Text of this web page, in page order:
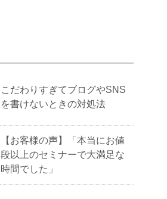
こだわりすぎてブログやSNS
を書けないときの対処法
【お客様の声】「本当にお値
段以上のセミナーで大満足な
時間でした」